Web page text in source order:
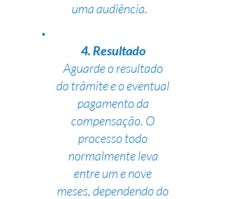
uma audiência.
4. Resultado
Aguarde o resultado
do trâmite e o eventual
pagamento da
compensação. O
processo todo
normalmente leva
entre um e nove
meses, dependendo do